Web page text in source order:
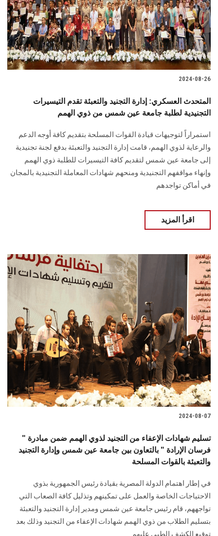
2024-08-26
المتحدث العسكري: إدارة التجنيد والتعبئة تقدم التيسيرات
التجنيدية لطلبة جامعة عين شمس من ذوي الهمم
استمراراً لتوجيهات قيادة القوات المسلحة بتقديم كافة أوجه الدعم
والرعاية لذوي الهمم، قامت إدارة التجنيد والتعبئة بدفع لجنة تجنيدية
إلى جامعة عين شمس لتقديم كافة ‏التيسيرات للطلبة ذوي الهمم
وإنهاء مواقفهم التجنيدية ومنحهم شهادات المعاملة التجنيدية ‏بالمجان
في أماكن تواجدهم‎
اقرأ المزيد
2024-08-07
تسليم شهادات الإعفاء من التجنيد لذوي الهمم ضمن مبادرة "
فرسان الإرادة " بالتعاون بين جامعة عين شمس وإدارة التجنيد
والتعبئة بالقوات المسلحة
في إطار اهتمام الدولة المصرية بقيادة رئيس الجمهورية بذوي
‏الاحتياجات الخاصة والعمل على تمكينهم وتذليل كافة الصعاب التي
تواجههم، قام رئيس جامعة عين شمس ومدير إدارة التجنيد ‏والتعبئة
بتسليم الطلاب من ذوي الهمم شهادات الإعفاء من التجنيد وذلك بعد
توقيع الكشف الطبي ‏عليهم ‏